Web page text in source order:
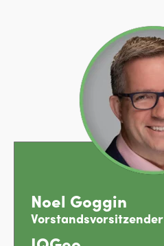
Noel Goggin
Vorstandsvorsitzender